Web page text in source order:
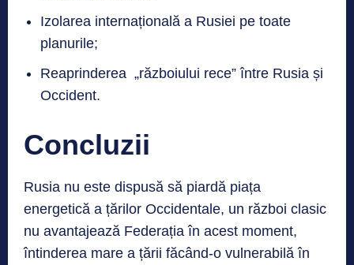
Izolarea internațională a Rusiei pe toate
planurile;
Reaprinderea „războiului rece” între Rusia și
Occident.
Concluzii
Rusia nu este dispusă să piardă piața
energetică a țărilor Occidentale, un război clasic
nu avantajează Federația în acest moment,
întinderea mare a țării făcând-o vulnerabilă în